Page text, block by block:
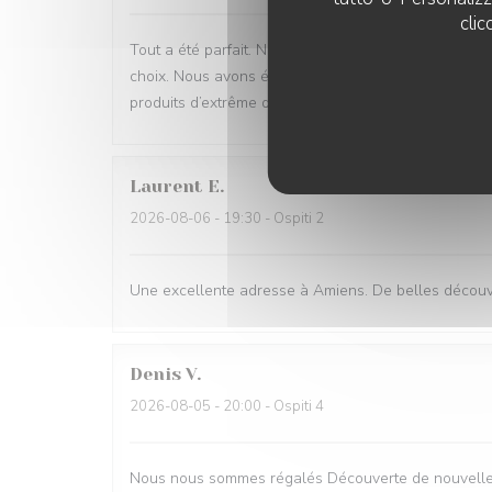
Tout a été parfait. Nous avions hésité à opter pour
choix. Nous avons été de belle découverte en
produits d’extrême qualité et locaux. Nous
Laurent E
2026-08-06 - 19:30 - Ospiti 2
Une excellente adresse à Amiens. De belles
Denis V
2026-08-05 - 20:00 - Ospiti 4
Nous nous sommes régalés Découverte de